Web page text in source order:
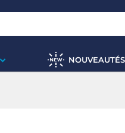
NOUVEAUTÉS